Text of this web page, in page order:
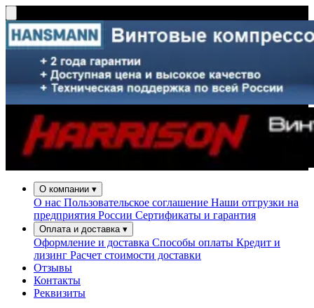
О компании ▾
О нас Пользовательское соглашение Наши отгрузки на
предприятия России Сертификаты и гарантия
Оплата и доставка ▾
Оформление и доставка Способы оплаты Кредит и
лизинг Расчет стоимости доставки
Отзывы
Контакты
Реквизиты